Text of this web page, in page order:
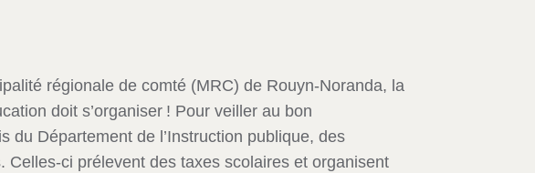
régionale de comté (MRC) de Rouyn-Noranda, la
doit s’organiser ! Pour veiller au bon
du Département de l’Instruction publique, des
ci prélevent des taxes scolaires et organisent